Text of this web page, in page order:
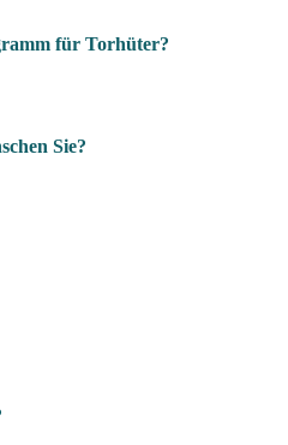
für Torhüter?
Sie?